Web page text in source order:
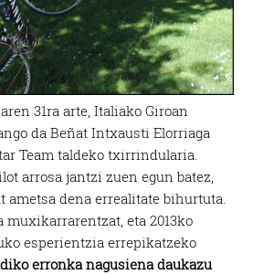
31ra arte, Italiako Giroan
da Beñat Intxausti Elorriaga
Team taldeko txirrindularia.
arrosa jantzi zuen egun batez,
dena errealitate bihurtuta.
eta 2013ko
esperientzia errepikatzeko
erronka nagusiena daukazu